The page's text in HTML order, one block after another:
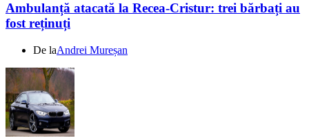
Ambulanță atacată la Recea-Cristur: trei bărbați au
fost reținuți
De laAndrei Mureșan